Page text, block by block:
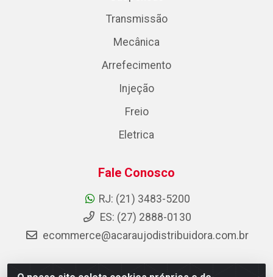
Transmissão
Mecânica
Arrefecimento
Injeção
Freio
Eletrica
Fale Conosco
RJ: (21) 3483-5200
ES: (27) 2888-0130
ecommerce@acaraujodistribuidora.com.br